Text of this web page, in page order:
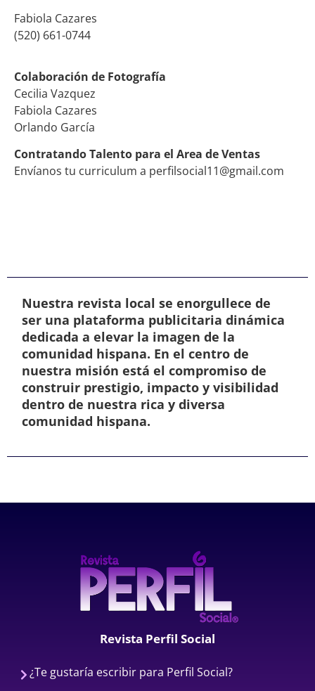
Fabiola Cazares
(520) 661-0744
Colaboración de Fotografía
Cecilia Vazquez
Fabiola Cazares
Orlando García
Contratando Talento para el Area de Ventas
Envíanos tu curriculum a perfilsocial11@gmail.com
Nuestra revista local se enorgullece de
ser una plataforma publicitaria dinámica
dedicada a elevar la imagen de la
comunidad hispana. En el centro de
nuestra misión está el compromiso de
construir prestigio, impacto y visibilidad
dentro de nuestra rica y diversa
comunidad hispana.
Revista Perfil Social
¿Te gustaría escribir para Perfil Social?